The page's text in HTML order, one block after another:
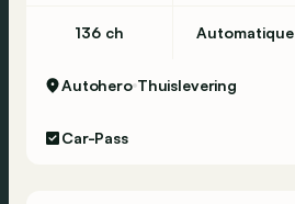
136 ch Automatique
Autohero Thuislevering
Car-Pass